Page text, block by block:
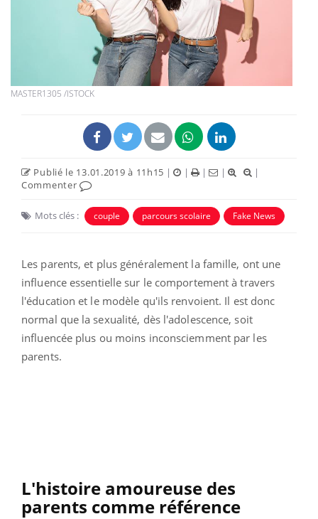
MASTER1305 /ISTOCK
Publié le 13.01.2019 à 11h15 | | | |
|
Commenter
Mots clés : couple parcours scolaire Fake News
Les parents, et plus généralement la famille, ont une
influence essentielle sur le comportement à travers
l'éducation et le modèle qu'ils renvoient. Il est donc
normal que la sexualité, dès l'adolescence, soit
influencée plus ou moins inconsciemment par les
parents.
L'histoire amoureuse des
parents comme référence